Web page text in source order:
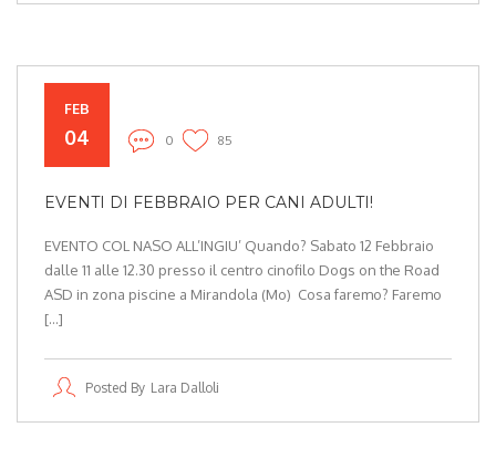
FEB
04 0 85
EVENTI DI FEBBRAIO PER CANI ADULTI!
EVENTO COL NASO ALL’INGIU’ Quando? Sabato 12 Febbraio
dalle 11 alle 12.30 presso il centro cinofilo Dogs on the Road
ASD in zona piscine a Mirandola (Mo) Cosa faremo? Faremo
[…]
Posted By Lara Dalloli